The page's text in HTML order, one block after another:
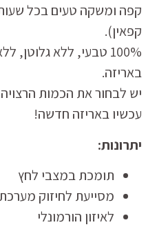
קפה ומשקה טעים בכל
קפאין).
באריזה.
יש לבחור את הכמות
עכשיו באריזה חדשה!
יתרונות:
תומכת במצבי לחץ
מסייעת לחיזוק מערכת
לאיזון הורמונלי